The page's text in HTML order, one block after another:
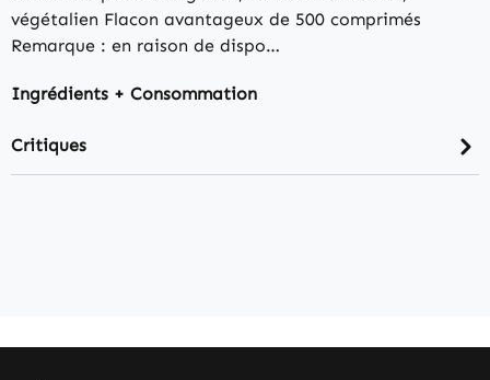
végétalien Flacon avantageux de 500 comprimés
Remarque : en raison de dispo…
Ingrédients + Consommation
Critiques